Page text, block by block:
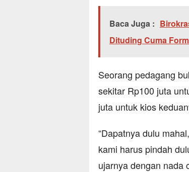
Baca Juga :
Dituding Cuma
Seorang pedagang
sekitar Rp100 juta
juta untuk kios
“Dapatnya dulu
kami harus pindah
ujarnya dengan nada